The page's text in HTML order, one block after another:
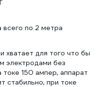
по 2 метра
хватает для того что бы
электродами без
токе 150 ампер, аппарат
стабильно, при токе